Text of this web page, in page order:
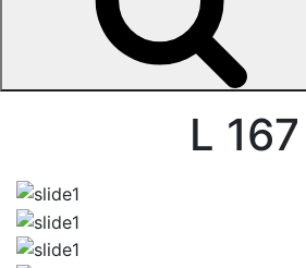
L 167